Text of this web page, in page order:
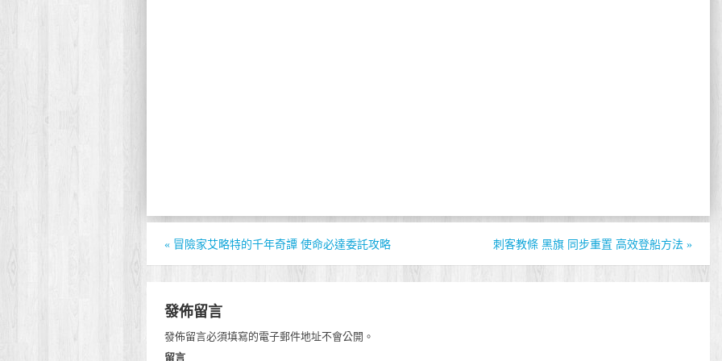
«冒險家艾略特的千年奇譚 使命必達委託攻略 刺客教條 黑旗 同步重置 高效登船方法 »
發佈留言
發佈留言必須填寫的電子郵件地址不會公開。
留言